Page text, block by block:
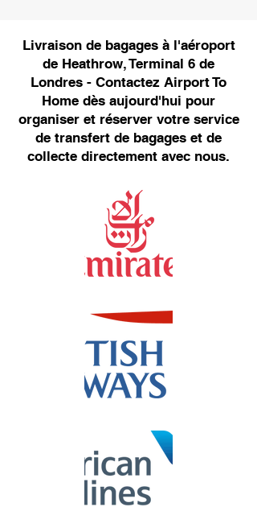
Livraison de bagages à l'aéroport
de Heathrow, Terminal 6 de
Londres - Contactez Airport To
Home dès aujourd'hui pour
organiser et réserver votre service
de transfert de bagages et de
collecte directement avec nous.